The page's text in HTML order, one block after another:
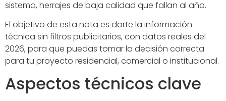
sistema, herrajes de baja calidad que fallan al año.
El objetivo de esta nota es darte la información
técnica sin filtros publicitarios, con datos reales del
2026, para que puedas tomar la decisión correcta
para tu proyecto residencial, comercial o institucional.
Aspectos técnicos clave